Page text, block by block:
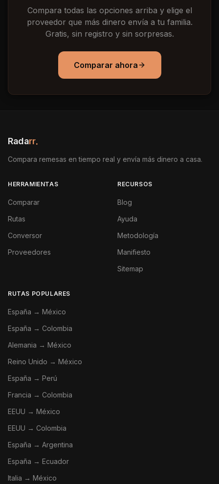
Compara todas las opciones arriba y elige el
proveedor que más dinero envía a tu familia.
Gratis, sin registro y sin sorpresas.
Comparar ahora
Radarr.
Compara remesas en tiempo real y envía más dinero a casa.
HERRAMIENTAS
Comparar
Rutas
Conversor
Proveedores
RECURSOS
Blog
Ayuda
Metodología
Manifiesto
Sitemap
RUTAS POPULARES
España → México
España → Colombia
Alemania → México
Reino Unido → México
España → Perú
Francia → Colombia
EEUU → México
EEUU → Colombia
España → Argentina
España → Ecuador
Italia → México